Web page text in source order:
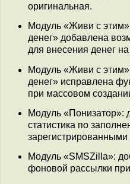
оригинальная.
Модуль «Живи с
денег» добавлена
для внесения денег на
Модуль «Живи с
денег» исправлена
при массовом
Модуль «Понизатор»:
статистика по
Модуль «SMSZilla»:
фоновой рассылки